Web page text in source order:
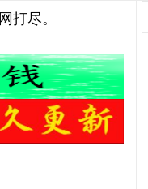
尽。